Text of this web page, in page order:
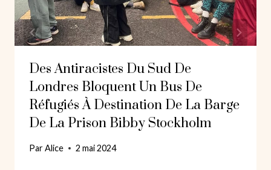
Des Antiracistes Du Sud De
Londres Bloquent Un Bus De
Réfugiés À Destination De La Barge
De La Prison Bibby Stockholm
ParAlice 2 mai 2024